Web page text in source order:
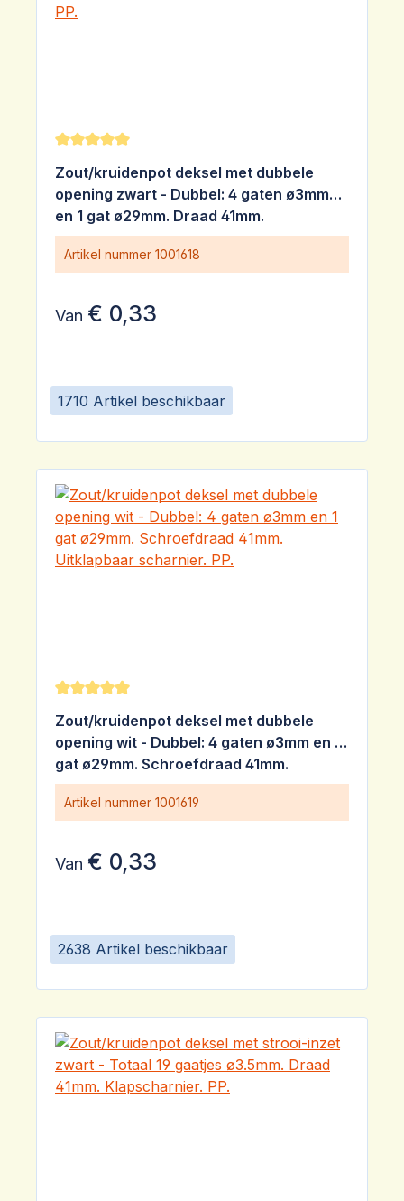
1710 Artikel beschikbaar
Gemiddelde waardering van 5 van 5 sterren
Zout/kruidenpot deksel met dubbele
opening zwart - Dubbel: 4 gaten ø3mm
en 1 gat ø29mm. Draad 41mm.
Klapscharnier. PP.
Artikel nummer 1001618
Van € 0,33
2638 Artikel beschikbaar
Gemiddelde waardering van 5 van 5 sterren
Zout/kruidenpot deksel met dubbele
opening wit - Dubbel: 4 gaten ø3mm en 1
gat ø29mm. Schroefdraad 41mm.
Uitklapbaar scharnier. PP.
Artikel nummer 1001619
Van € 0,33